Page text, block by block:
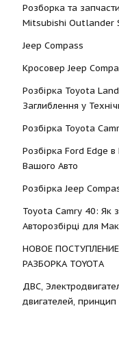
Розборка та
Mitsubishi Outlander
Jeep Compass
Кросовер Jeep
Розбірка Toyota
Заглиблення у
Розбірка Toyota
Розбірка Ford Edge в
Вашого Авто
Розбірка Jeep
Toyota Camry 40: Як
Авторозбірці для
НОВОЕ
РАЗБОРКА TOYOTА
ДВС,
двигателей,